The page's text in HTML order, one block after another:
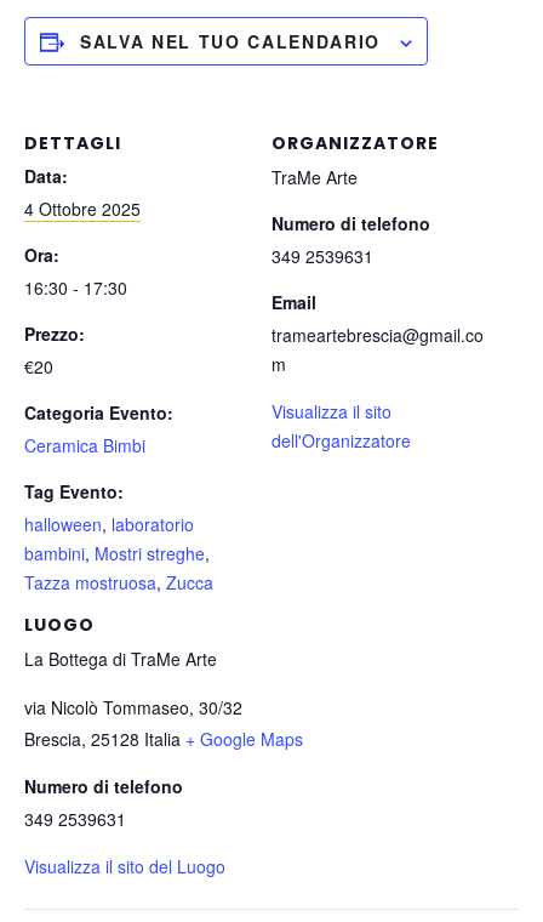
SALVA NEL TUO CALENDARIO
DETTAGLI
Data:
4 Ottobre 2025
Ora:
16:30 - 17:30
Prezzo:
€20
Categoria Evento:
Ceramica Bimbi
Tag Evento:
halloween, laboratorio
bambini, Mostri streghe,
Tazza mostruosa, Zucca
LUOGO
La Bottega di TraMe Arte
via Nicolò Tommaseo, 30/32
Brescia, 25128 Italia + Google Maps
Numero di telefono
349 2539631
Visualizza il sito del Luogo
ORGANIZZATORE
TraMe Arte
Numero di telefono
349 2539631
Email
trameartebrescia@gmail.co
m
Visualizza il sito
dell'Organizzatore